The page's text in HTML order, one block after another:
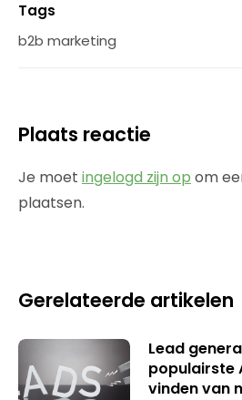
Tags
b2b marketing
Plaats reactie
Je moet ingelogd zijn op om
plaatsen.
Gerelateerde artikelen
Lead
populairste
vinden van